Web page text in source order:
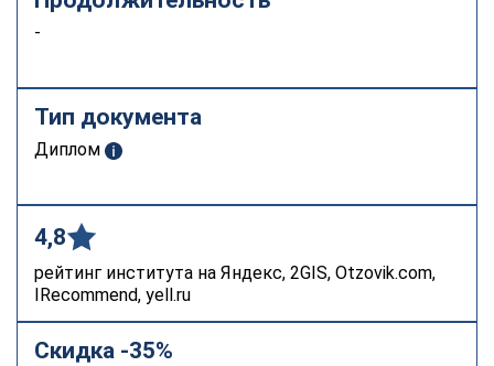
-
Тип документа
Диплом
4,8
рейтинг института на Яндекс, 2GIS, Otzovik.com,
IRecommend, yell.ru
Скидка -35%